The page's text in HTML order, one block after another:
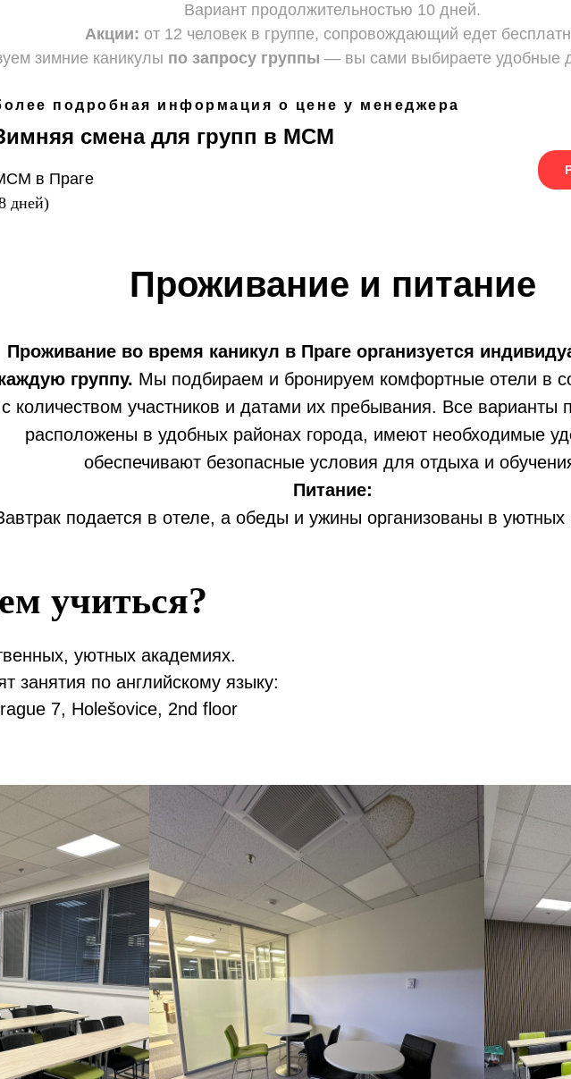
Вариант продолжительностью 10 дней.
Акции: от 12 человек в группе, сопровождающий едет
зимние каникулы по запросу группы — вы сами выбираете удобные
подробная информация о цене у менеджера
смена для групп в МСМ
в Праге
дней)
Проживание и питание
Проживание во время каникул в Праге организуется
группу. Мы подбираем и бронируем комфортные отели в
с количеством участников и датами их пребывания. Все варианты
расположены в удобных районах города, имеют необходимые
обеспечивают безопасные условия для отдыха и
Питание:
подается в отеле, а обеды и ужины организованы в уютных
учиться?
уютных академиях.
занятия по английскому языку:
7, Holešovice, 2nd floor